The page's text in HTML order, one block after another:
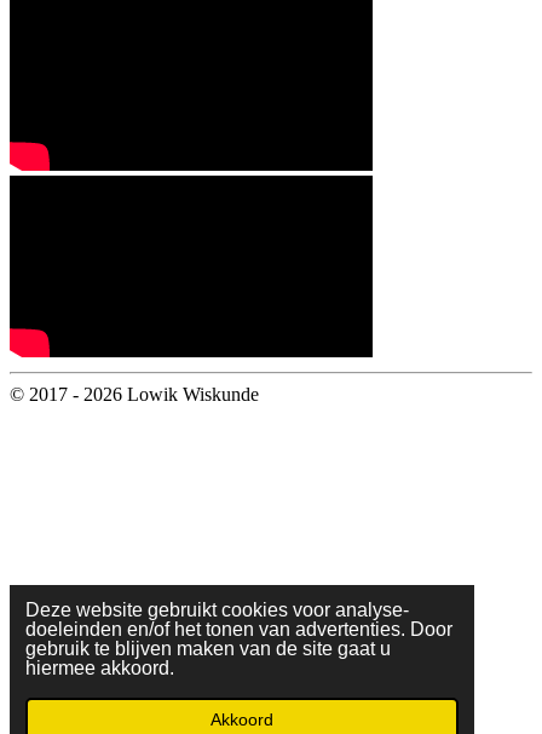
Deze website gebruikt cookies voor analyse-
doeleinden en/of het tonen van advertenties. Door
gebruik te blijven maken van de site gaat u
hiermee akkoord.
Akkoord
© 2017 - 2026 Lowik Wiskunde